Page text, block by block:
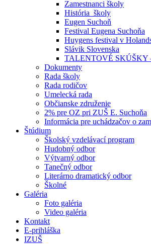
Zamestnanci školy
História školy
Eugen Suchoň
Festival Eugena Suchoňa
Huygens festival v
Slávik Slovenska
TALENTOVÉ SKÚŠKY
Dokumenty
Rada školy
Rada rodičov
Umelecká rada
Občianske združenie
2% pre OZ pri ZUŠ E. Suchoňa
Informácia pre uchádzačov o
Štúdium
Školský vzdelávací program
Hudobný odbor
Výtvarný odbor
Tanečný odbor
Literárno dramatický odbor
Školné
Galéria
Foto galéria
Video galéria
Kontakt
E-prihláška
IZUŠ